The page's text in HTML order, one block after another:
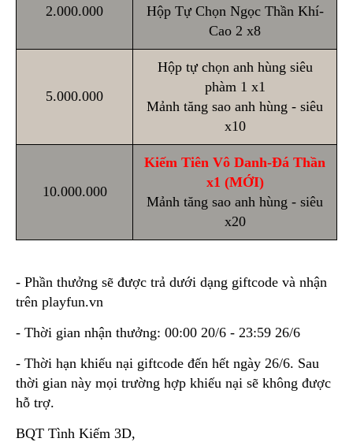
2.000.000
Hộp Tự Chọn Ngọc Thần Khí-
Cao 2 x8
5.000.000
Hộp tự chọn anh hùng siêu
phàm 1 x1
Mảnh tăng sao anh hùng - siêu
x10
10.000.000
Kiếm Tiên Vô Danh-Đá Thần
x1 (MỚI)
Mảnh tăng sao anh hùng - siêu
x20
- Phần thưởng sẽ được trả dưới dạng giftcode và nhận
trên playfun.vn
- Thời gian nhận thưởng: 00:00 20/6 - 23:59 26/6
- Thời hạn khiếu nại giftcode đến hết ngày 26/6. Sau
thời gian này mọi trường hợp khiếu nại sẽ không được
hỗ trợ.
BQT Tình Kiếm 3D,